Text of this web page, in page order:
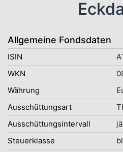
Allgemeine Fondsdaten
ISIN
WKN
Währung
Ausschüttungsart
Ausschüttungsintervall
Steuerklasse